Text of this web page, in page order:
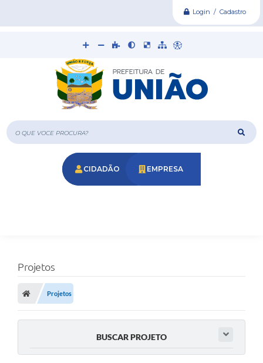
Login / Cadastro
O que voce procura?
CIDADÃO EMPRESA
Projetos
Projetos
BUSCAR PROJETO